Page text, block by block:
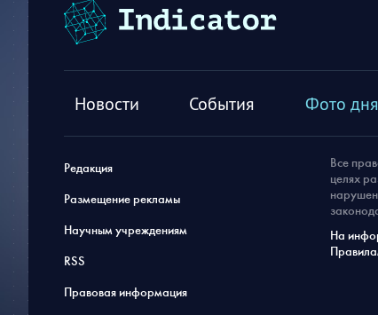
Новости События Фото дня
Редакция
Размещение рекламы
Научным учреждениям
RSS
Правовая информация
Все
целях
На